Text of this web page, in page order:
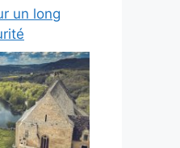
un long